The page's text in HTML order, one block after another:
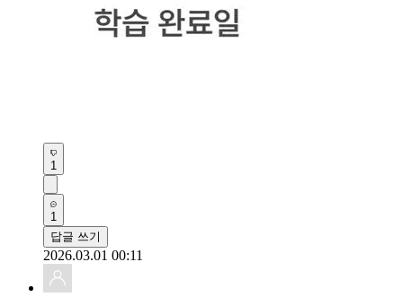
1
1
답글 쓰기
2026.03.01 00:11